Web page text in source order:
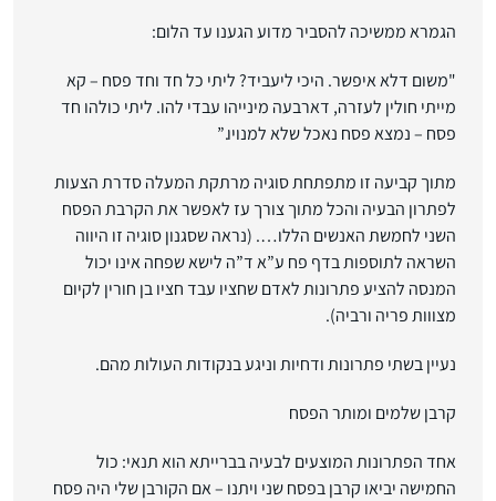
הגמרא ממשיכה להסביר מדוע הגענו עד הלום:
"משום דלא איפשר. היכי ליעביד? ליתי כל חד וחד פסח – קא
מייתי חולין לעזרה, דארבעה מינייהו עבדי להו. ליתי כולהו חד
פסח – נמצא פסח נאכל שלא למנויו.”
מתוך קביעה זו מתפתחת סוגיה מרתקת המעלה סדרת הצעות
לפתרון הבעיה והכל מתוך צורך עז לאפשר את הקרבת הפסח
השני לחמשת האנשים הללו…. (נראה שסגנון סוגיה זו היווה
השראה לתוספות בדף פח ע”א ד”ה לישא שפחה אינו יכול
המנסה להציע פתרונות לאדם שחציו עבד חציו בן חורין לקיום
מצווות פריה ורביה).
נעיין בשתי פתרונות ודחיות וניגע בנקודות העולות מהם.
קרבן שלמים ומותר הפסח
אחד הפתרונות המוצעים לבעיה בברייתא הוא תנאי: כול
החמישה יביאו קרבן בפסח שני ויתנו – אם הקורבן שלי היה פסח